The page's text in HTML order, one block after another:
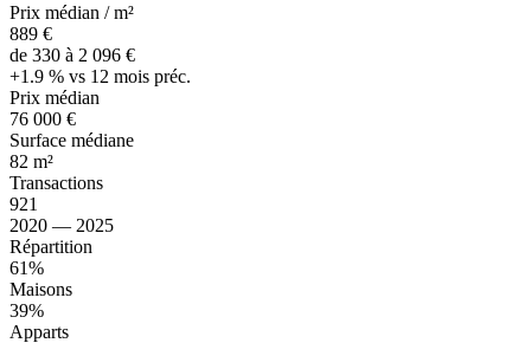
Prix médian / m²
889 €
de 330 à 2 096 €
+1.9 % vs 12 mois préc.
Prix médian
76 000 €
Surface médiane
82 m²
Transactions
921
2020 — 2025
Répartition
61%
Maisons
39%
Apparts